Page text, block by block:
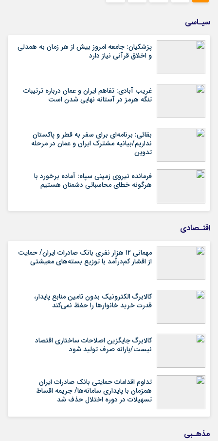
سیـاسی
پزشکیان: جامعه امروز بیش از هر زمان به همدلی
و اخلاق قرآنی نیاز دارد
غریب آبادی: تفاهم ایران و عمان درباره ترتیبات
تنگه هرمز در آستانه نهایی شدن است
بقائی: برنامه‌ای برای سفر به قطر و پاکستان
نداریم/بیانیه مشترک ایران و عمان در مرحله
تدوین
فرمانده نیروی زمینی سپاه: آماده برخورد با
هرگونه خطای محاسباتی دشمنان هستیم
اقتـصادی
مهمانی ۱۲ هزار نفری بانک صادرات ایران/ حمایت
از اقشار کم‌درآمد با توزیع بسته‌های معیشتی
کالابرگ الکترونیک بدون تامین منابع پایدار،
قدرت خرید خانوارها را حفظ نمی‌کند
کالابرگ جایگزین اصلاحات ساختاری اقتصاد
نیست/یارانه صرف تولید شود
تداوم اقدامات حمایتی بانک صادرات ایران
همزمان با پایداری سامانه‌ها/ جریمه اقساط
تسهیلات در دوره اختلال حذف شد
مذهـبی